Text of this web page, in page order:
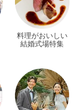
料理がおいしい
結婚式場特集